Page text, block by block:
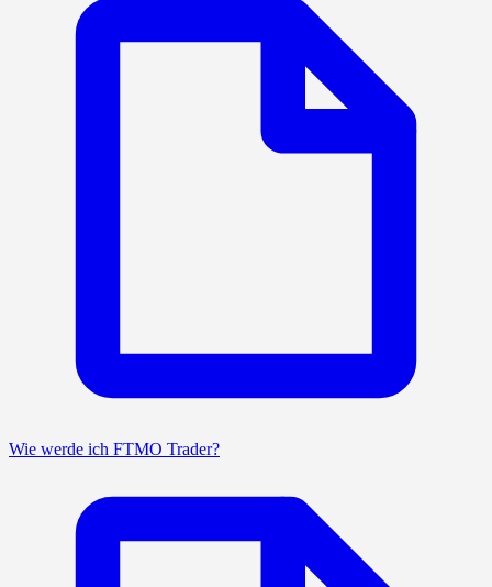
Wie werde ich FTMO Trader?